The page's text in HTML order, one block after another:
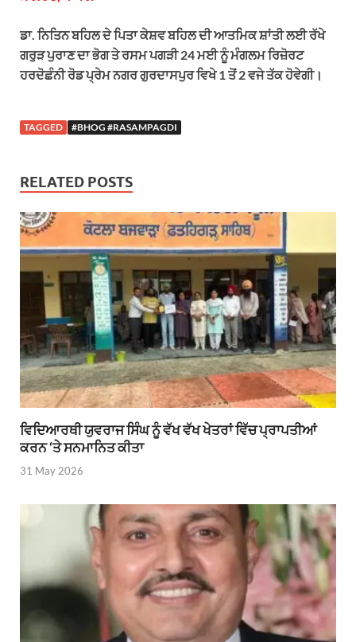
ਡਾ. ਨਿਤਿਨ ਬਹਿਲ ਦੇ ਪਿਤਾ ਕੇਸ਼ਵ ਬਹਿਲ ਦੀ ਆਤਮਿਕ ਸ਼ਾਂਤੀ ਲਈ ਰੱਖੇ
ਗਰੁੜ ਪੁਰਾਣ ਦਾ ਭੋਗ ਤੇ ਰਸਮ ਪਗੜੀ 24 ਮਈ ਨੂੰ ਮੰਗਲਮ ਰਿਜ਼ੋਰਟ
ਹਰਦੋਛੰਨੀ ਰੋਡ ਪ੍ਰੇਮ ਨਗਰ ਗੁਰਦਾਸਪੁਰ ਵਿਖੇ 1 ਤੋਂ 2 ਵਜੇ ਤੱਕ ਹੋਵੇਗੀ।
TAGGED #BHOG #RASAMPAGDI
RELATED POSTS
ਵਿਦਿਆਰਥੀ ਯੁਵਰਾਜ ਸਿੰਘ ਨੂੰ ਵੱਖ ਵੱਖ ਖੇਤਰਾਂ ਵਿੱਚ ਪ੍ਰਾਪਤੀਆਂ
ਕਰਨ ‘ਤੇ ਸਨਮਾਨਿਤ ਕੀਤਾ
31 May 2026